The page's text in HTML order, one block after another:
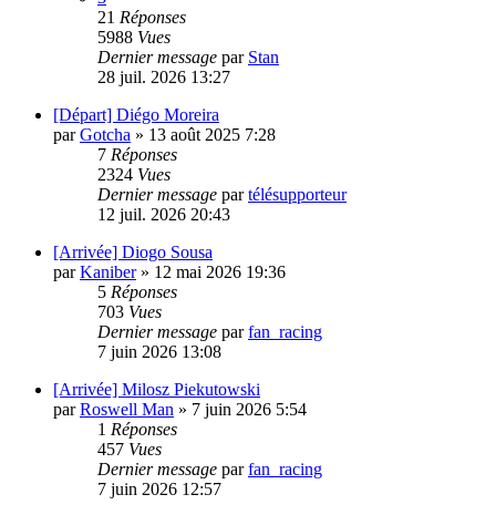
21 Réponses
5988 Vues
Dernier message par Stan
28 juil. 2026 13:27
[Départ] Diégo Moreira
parGotcha » 13 août 2025 7:28
7 Réponses
2324 Vues
Dernier message partélésupporteur
12 juil. 2026 20:43
[Arrivée] Diogo Sousa
parKaniber» 12 mai 2026 19:36
5 Réponses
703 Vues
Dernier message parfan_racing
7 juin 2026 13:08
[Arrivée] Milosz Piekutowski
parRoswell Man » 7 juin 2026 5:54
1 Réponses
457 Vues
Dernier message parfan_racing
7 juin 2026 12:57